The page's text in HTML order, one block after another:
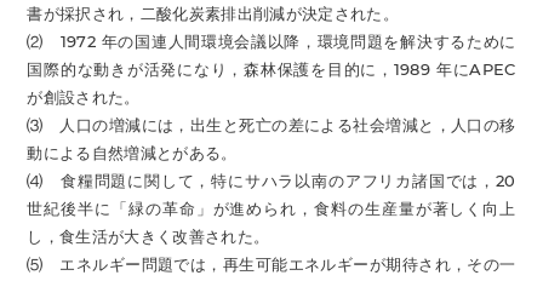
書が採択され，二酸化炭素排出削減が決定された。
⑵ 1972 年の国連人間環境会議以降，環境問題を解決するために
国際的な動きが活発になり，森林保護を目的に，1989 年にAPEC
が創設された。
⑶ 人口の増減には，出生と死亡の差による社会増減と，人口の移
動による自然増減とがある。
⑷ 食糧問題に関して，特にサハラ以南のアフリカ諸国では，20
世紀後半に「緑の革命」が進められ，食料の生産量が著しく向上
し，食生活が大きく改善された。
⑸ エネルギー問題では，再生可能エネルギーが期待され，その一